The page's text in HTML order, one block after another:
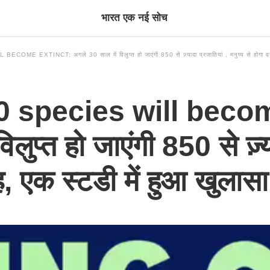
भारत एक नई सोच
EXTINCT: अगले 30 साल में विलुप्त हो जाएंगी 850 से ज़्यादा प्रजातियां , मनुष्य से होगा
species will
हो जाएंगी 850 से
एक स्टडी में हुआ खुलासा